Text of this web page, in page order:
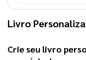
Livro
Crie seu livro